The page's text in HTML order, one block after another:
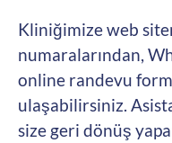
Kliniğimize web
numaralarından,
online randevu
ulaşabilirsiniz.
size geri dönüş